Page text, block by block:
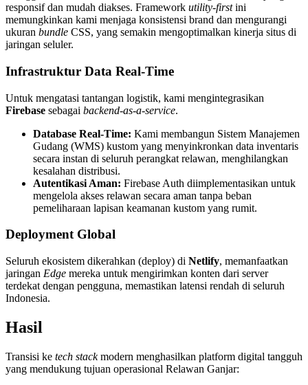
responsif dan mudah diakses. Framework utility-firstini
memungkinkan kami menjaga konsistensi brand dan mengurangi
ukuran bundle CSS, yang semakin mengoptimalkan kinerja situs di
jaringan seluler.
Infrastruktur Data Real-Time
Untuk mengatasi tantangan logistik, kami mengintegrasikan
Firebase sebagai backend-as-a-service.
Database Real-Time: Kami membangun Sistem Manajemen
Gudang (WMS) kustom yang menyinkronkan data inventaris
secara instan di seluruh perangkat relawan, menghilangkan
kesalahan distribusi.
Autentikasi Aman: Firebase Auth diimplementasikan untuk
mengelola akses relawan secara aman tanpa beban
pemeliharaan lapisan keamanan kustom yang rumit.
Deployment Global
Seluruh ekosistem dikerahkan (deploy) di Netlify, memanfaatkan
jaringan Edge mereka untuk mengirimkan konten dari server
terdekat dengan pengguna, memastikan latensi rendah di seluruh
Indonesia.
Hasil
Transisi ke tech stackmodern menghasilkan platform digital tangguh
yang mendukung tujuan operasional Relawan Ganjar: